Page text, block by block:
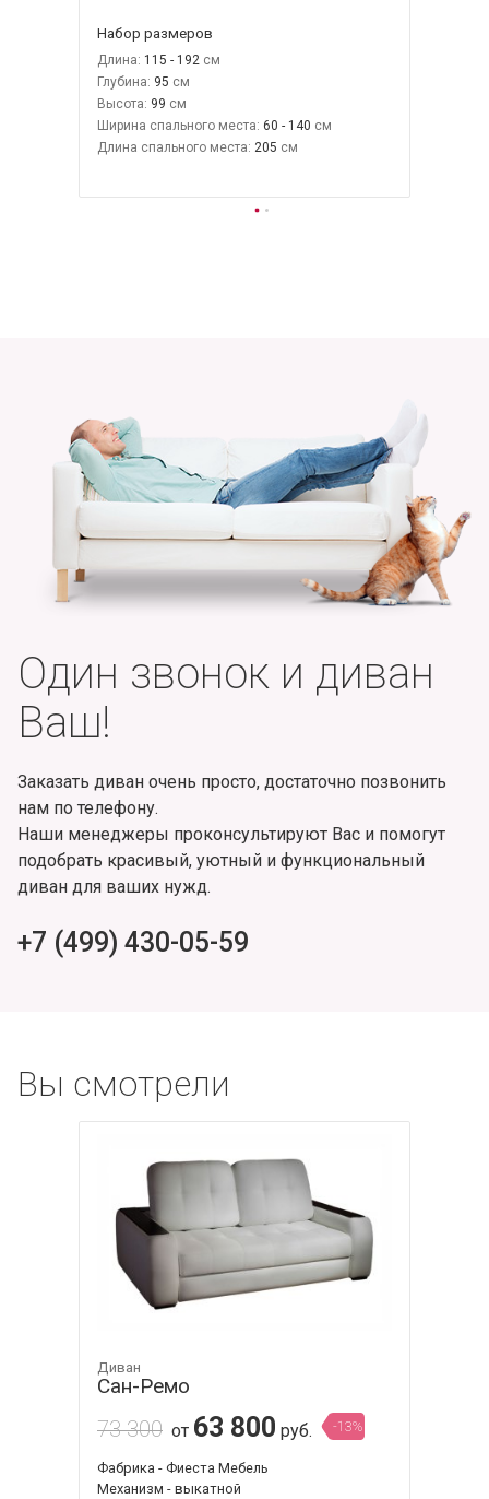
Набор размеров
Длина: 115 - 192
Глубина: 95
Высота: 99
Ширина спального места: 60 - 140
Длина спального места: 205
Один звонок и диван
Ваш!
Заказать диван очень просто, достаточно позвонить
нам по телефону.
Наши менеджеры проконсультируют Вас и помогут
подобрать красивый, уютный и функциональный
диван для ваших нужд.
+7 (499) 430-05-59
Вы смотрели
Диван
Сан-Ремо
73 300 от 63 800 руб. -13%
Фабрика - Фиеста Мебель
Механизм - выкатной